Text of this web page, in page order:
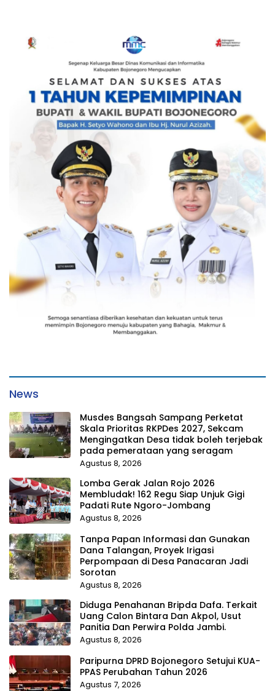
News
Musdes Bangsah Sampang Perketat
Skala Prioritas RKPDes 2027, Sekcam
Mengingatkan Desa tidak boleh terjebak
pada pemerataan yang seragam
Agustus 8, 2026
Lomba Gerak Jalan Rojo 2026
Membludak! 162 Regu Siap Unjuk Gigi
Padati Rute Ngoro-Jombang
Agustus 8, 2026
Tanpa Papan Informasi dan Gunakan
Dana Talangan, Proyek Irigasi
Perpompaan di Desa Panacaran Jadi
Sorotan
Agustus 8, 2026
Diduga Penahanan Bripda Dafa. Terkait
Uang Calon Bintara Dan Akpol, Usut
Panitia Dan Perwira Polda Jambi.
Agustus 8, 2026
Paripurna DPRD Bojonegoro Setujui KUA-
PPAS Perubahan Tahun 2026
Agustus 7, 2026